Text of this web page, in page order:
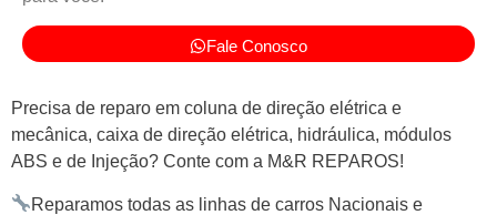
Fale Conosco
Precisa de reparo em coluna de direção elétrica e
mecânica, caixa de direção elétrica, hidráulica, módulos
ABS e de Injeção? Conte com a M&R REPAROS!
Reparamos todas as linhas de carros Nacionais e